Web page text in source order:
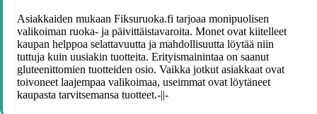
Asiakkaiden mukaan Fiksuruoka.fi tarjoaa monipuolisen
valikoiman ruoka- ja päivittäistavaroita. Monet ovat kiitelleet
kaupan helppoa selattavuutta ja mahdollisuutta löytää niin
tuttuja kuin uusiakin tuotteita. Erityismainintaa on saanut
gluteenittomien tuotteiden osio. Vaikka jotkut asiakkaat ovat
toivoneet laajempaa valikoimaa, useimmat ovat löytäneet
kaupasta tarvitsemansa tuotteet.-||-